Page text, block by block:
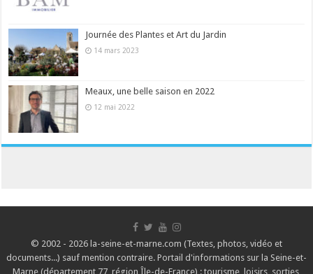
Journée des Plantes et Art du Jardin
14 mars 2023
Meaux, une belle saison en 2022
12 mai 2022
© 2002 - 2026 la-seine-et-marne.com (Textes, photos, vidéo et
documents...) sauf mention contraire. Portail d'informations sur la Seine-et-
Marne (département 77, région Île-de-France) : tourisme, loisirs, sorties,